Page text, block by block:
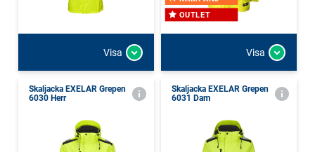
Visa
OUTLET
Visa
Skaljacka EXELAR Grepen
6030 Herr
Skaljacka EXELAR Grepen
6031 Dam